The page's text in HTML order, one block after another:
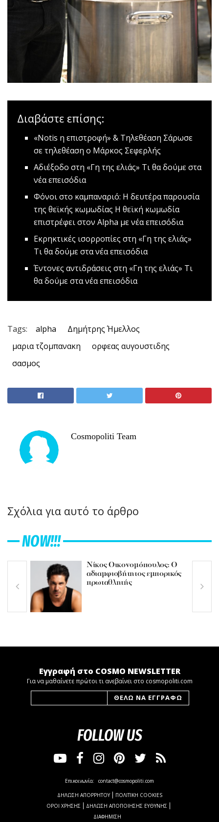
Διαβάστε επίσης:
«Notis η επιστροφή» & Τηλεθέαση Σάρωσε
σε τηλεθέαση ο Μάρκος Σεφερλής
Αδιέξοδο στη «Γη της ελιάς» Τι θα δούμε στα
νέα επεισόδια
Φόνοι στο καμπαναριό: Η δευτέρα παρουσία
της θεϊκής κωμωδίας Η θεϊκή κωμωδία
επιστρέφει στον Alpha με νέα επεισόδια
Εκρηκτικές ισορροπίες στη «Γη της ελιάς»
Τι θα δούμε στα νέα επεισόδια
Έντονες αντιδράσεις στη «Γη της ελιάς» Τι
θα δούμε στα νέα επεισόδια
Tags: alpha
Δημήτρης Ήμελλος
μαρια τζομπανακη
ορφεας αυγουστιδης
σασμος
Cosmopoliti Team
Σχόλια για αυτό το άρθρο
NOW!!!
Νίκος Οικονομόπουλος: Ο
αδιαμφισβήτητος εμπορικός
πρωταθλητής
Εγγραφή στο COSMO NEWSLETTER
Για να μαθαίνετε πρώτοι τι ανεβαίνει στο cosmopoliti.com
FOLLOW US
Επικοινωνία: contact@cosmopoliti.com
ΔΗΛΩΣΗ ΑΠΟΡΡΗΤΟΥ
ΠΟΛΙΤΙΚΗ COOKIES
ΟΡΟΙ ΧΡΗΣΗΣ
ΔΗΛΩΣΗ ΑΠΟΠΟΙΗΣΗΣ ΕΥΘΥΝΗΣ
ΔΙΑΦΗΜΙΣΗ